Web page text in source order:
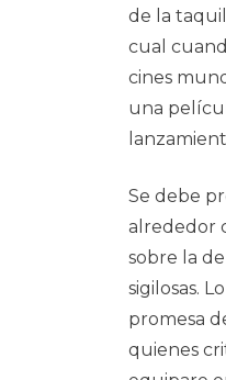
de la
cual
cines
una
Se debe
alrededor
sobre la
sigilosas.
promesa
quienes